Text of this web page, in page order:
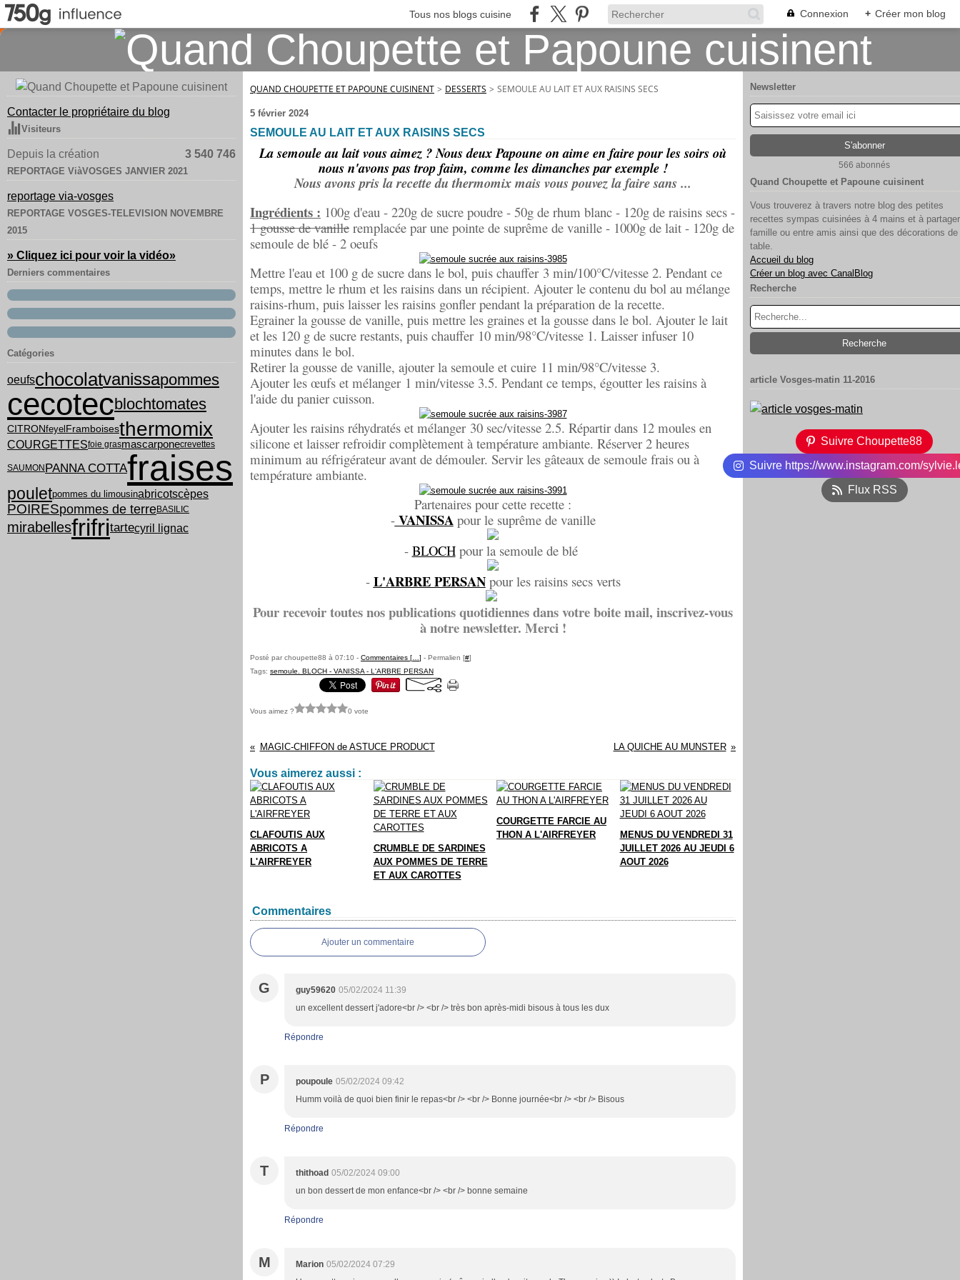
Tous nos blogs cuisine Connexion + Créer mon blog
Contacter le propriétaire du blog
Visiteurs
Depuis la création 3 540 746
REPORTAGE ViàVOSGES JANVIER 2021
reportage via-vosges
REPORTAGE VOSGES-TELEVISION NOVEMBRE
2015
» Cliquez ici pour voir la vidéo»
Derniers commentaires
Catégories
oeufschocolatvanissapommes
cecotecblochtomates
CITRONfeyel Framboisesthermomix
COURGETTESfoie grasmascarponecrevettes
SAUMON PANNA COTTAfraises
pouletpommes du limousinabricotscèpes
POIRESpommes de terreBASILIC
mirabellesfrifritartecyril lignac
QUAND CHOUPETTE ET PAPOUNE CUISINENT > DESSERTS > SEMOULE AU LAIT ET AUX RAISINS SECS
5 février 2024
SEMOULE AU LAIT ET AUX RAISINS SECS
La semoule au lait vous aimez ? Nous deux Papoune on aime en faire pour les soirs où
nous n'avons pas trop faim, comme les dimanches par exemple !
Nous avons pris la recette du thermomix mais vous pouvez la faire sans ...
Ingrédients : 100g d'eau - 220g de sucre poudre - 50g de rhum blanc - 120g de raisins secs -
1 gousse de vanille remplacée par une pointe de suprême de vanille - 1000g de lait - 120g de
semoule de blé - 2 oeufs
Mettre l'eau et 100 g de sucre dans le bol, puis chauffer 3 min/100°C/vitesse 2. Pendant ce
temps, mettre le rhum et les raisins dans un récipient. Ajouter le contenu du bol au mélange
raisins-rhum, puis laisser les raisins gonfler pendant la préparation de la recette.
Egrainer la gousse de vanille, puis mettre les graines et la gousse dans le bol. Ajouter le lait
et les 120 g de sucre restants, puis chauffer 10 min/98°C/vitesse 1. Laisser infuser 10
minutes dans le bol.
Retirer la gousse de vanille, ajouter la semoule et cuire 11 min/98°C/vitesse 3.
Ajouter les œufs et mélanger 1 min/vitesse 3.5. Pendant ce temps, égoutter les raisins à
l'aide du panier cuisson.
Ajouter les raisins réhydratés et mélanger 30 sec/vitesse 2.5. Répartir dans 12 moules en
silicone et laisser refroidir complètement à température ambiante. Réserver 2 heures
minimum au réfrigérateur avant de démouler. Servir les gâteaux de semoule frais ou à
température ambiante.
Partenaires pour cette recette :
-VANISSApour le suprême de vanille
- BLOCHpour la semoule de blé
- L'ARBRE PERSANpour les raisins secs verts
Pour recevoir toutes nos publications quotidiennes dans votre boite mail, inscrivez-vous
à notre newsletter. Merci !
Posté par choupette88 à 07:10 - Commentaires [ ] - Permalien [#]
Tags: semoule. BLOCH - VANISSA - L'ARBRE PERSAN
Vous aimez ? 0 vote
MAGIC-CHIFFON de ASTUCE PRODUCT LA QUICHE AU MUNSTER
Vous aimerez aussi :
CLAFOUTIS AUX
ABRICOTS A
L'AIRFREYER
CRUMBLE DE SARDINES
AUX POMMES DE TERRE
ET AUX CAROTTES
COURGETTE FARCIE AU
THON A L'AIRFREYER
MENUS DU VENDREDI 31
JUILLET 2026 AU JEUDI 6
AOUT 2026
Commentaires
Ajouter un commentaire
G guy59620 05/02/2024 11:39
un excellent dessert j'adore<br /> <br /> très bon après-midi bisous à tous les dux
Répondre
P poupoule 05/02/2024 09:42
Humm voilà de quoi bien finir le repas<br /> <br /> Bonne journée<br /> <br /> Bisous
Répondre
T thithoad 05/02/2024 09:00
un bon dessert de mon enfance<br /> <br /> bonne semaine
Répondre
M Marion 05/02/2024 07:29
Newsletter
566 abonnés
Quand Choupette et Papoune cuisinent
Vous trouverez à travers notre blog des petites
recettes sympas cuisinées à 4 mains et à
famille ou entre amis ainsi que des décorations de
table.
Accueil du blog
Créer un blog avec CanalBlog
Recherche
article Vosges-matin 11-2016
Suivre Choupette88
Suivre https://www.instagram.com/
Flux RSS